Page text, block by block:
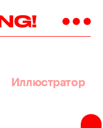
Иллюстратор